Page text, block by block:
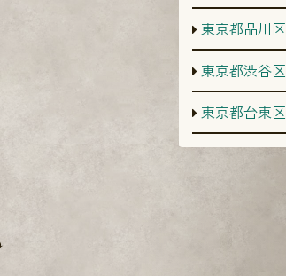
東京都品川区
東京都渋谷区
東京都台東区